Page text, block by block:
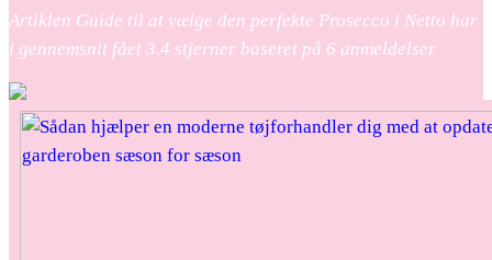
Artiklen Guide til at vælge den perfekte Prosecco i Netto har
i gennemsnit fået 3.4 stjerner baseret på 6 anmeldelser